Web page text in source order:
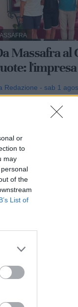
or
to
may
of the
List of
Massafra al
Redazione - sab 1
in questa
Marisa